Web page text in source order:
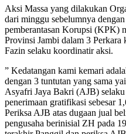
Aksi Massa yang dilakukan
dari minggu sebelumnya
pemberantasan Korupsi (KPK)
Provinsi Jambi dalam 3 Perkara
Fazin selaku koordinatir aksi.
” Kedatangan kami kemari
dengan 3 tuntutan yang sama
Asyafri Jaya Bakri (AJB)
penerimaan gratifikasi sebesar
Periksa AJB atas dugaan jual
pengusaha berinisial ZH pada